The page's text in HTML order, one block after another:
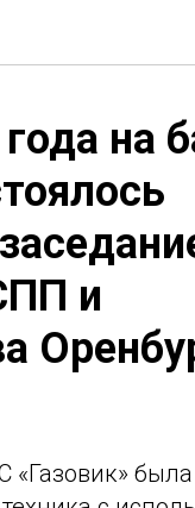
на
и